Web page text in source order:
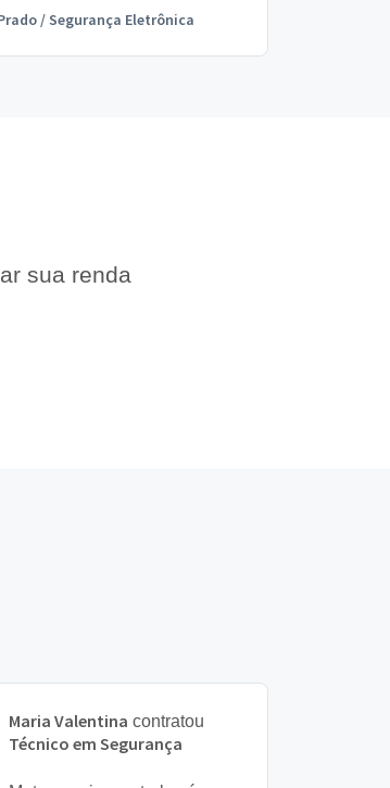
/Segurança Eletrônica
sua renda
Maria Valentina contratou
Técnico em Segurança